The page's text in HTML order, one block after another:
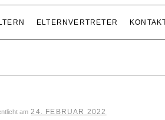
ELTERNVERTRETER
am 24. FEBRUAR 2022